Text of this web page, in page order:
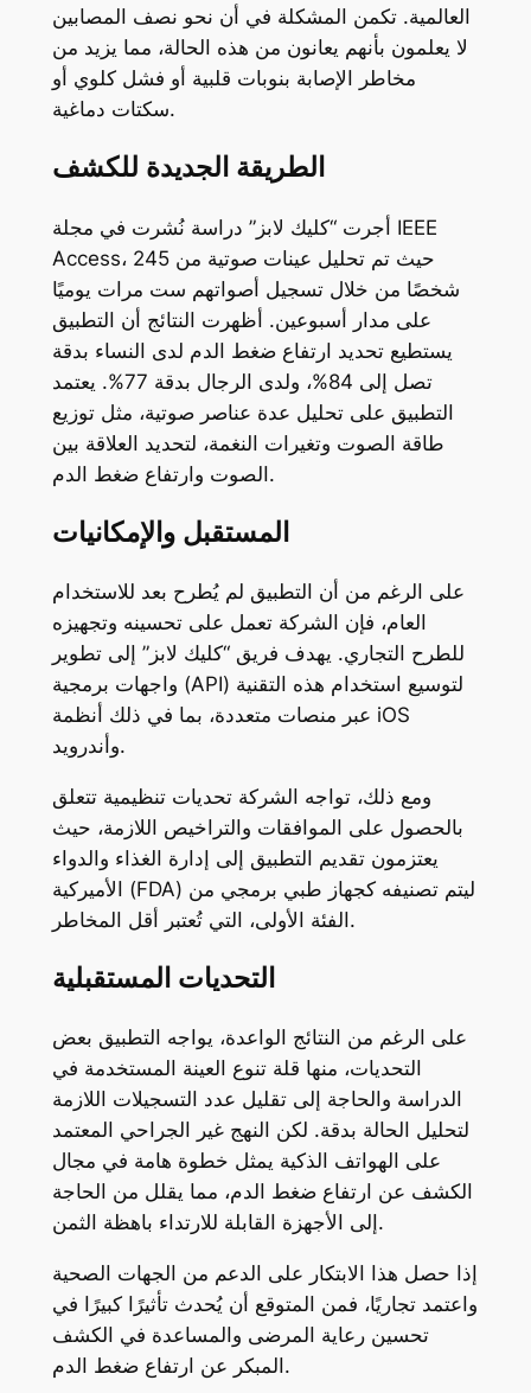
العالمية. تكمن المشكلة في أن نحو نصف المصابين
لا يعلمون بأنهم يعانون من هذه الحالة، مما يزيد من
مخاطر الإصابة بنوبات قلبية أو فشل كلوي أو
سكتات دماغية.
الطريقة الجديدة للكشف
أجرت “كليك لابز” دراسة نُشرت في مجلة IEEE
Access، حيث تم تحليل عينات صوتية من 245
شخصًا من خلال تسجيل أصواتهم ست مرات يوميًا
على مدار أسبوعين. أظهرت النتائج أن التطبيق
يستطيع تحديد ارتفاع ضغط الدم لدى النساء بدقة
تصل إلى 84%، ولدى الرجال بدقة 77%. يعتمد
التطبيق على تحليل عدة عناصر صوتية، مثل توزيع
طاقة الصوت وتغيرات النغمة، لتحديد العلاقة بين
الصوت وارتفاع ضغط الدم.
المستقبل والإمكانيات
على الرغم من أن التطبيق لم يُطرح بعد للاستخدام
العام، فإن الشركة تعمل على تحسينه وتجهيزه
للطرح التجاري. يهدف فريق “كليك لابز” إلى تطوير
واجهات برمجية (API) لتوسيع استخدام هذه التقنية
عبر منصات متعددة، بما في ذلك أنظمة iOS
وأندرويد.
ومع ذلك، تواجه الشركة تحديات تنظيمية تتعلق
بالحصول على الموافقات والتراخيص اللازمة، حيث
يعتزمون تقديم التطبيق إلى إدارة الغذاء والدواء
الأميركية (FDA) ليتم تصنيفه كجهاز طبي برمجي من
الفئة الأولى، التي تُعتبر أقل المخاطر.
التحديات المستقبلية
على الرغم من النتائج الواعدة، يواجه التطبيق بعض
التحديات، منها قلة تنوع العينة المستخدمة في
الدراسة والحاجة إلى تقليل عدد التسجيلات اللازمة
لتحليل الحالة بدقة. لكن النهج غير الجراحي المعتمد
على الهواتف الذكية يمثل خطوة هامة في مجال
الكشف عن ارتفاع ضغط الدم، مما يقلل من الحاجة
إلى الأجهزة القابلة للارتداء باهظة الثمن.
إذا حصل هذا الابتكار على الدعم من الجهات الصحية
واعتمد تجاريًا، فمن المتوقع أن يُحدث تأثيرًا كبيرًا في
تحسين رعاية المرضى والمساعدة في الكشف
المبكر عن ارتفاع ضغط الدم.